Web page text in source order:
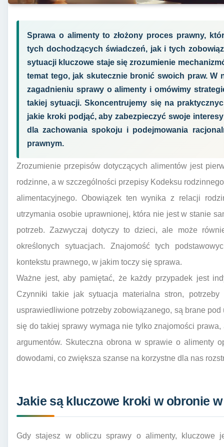
Sprawa o alimenty to złożony proces prawny,
tych dochodzących świadczeń, jak i tych
sytuacji kluczowe staje się zrozumienie
temat tego, jak skutecznie bronić swoich praw. W
zagadnieniu sprawy o alimenty i omówimy
takiej sytuacji. Skoncentrujemy się na
jakie kroki podjąć, aby zabezpieczyć swoje
dla zachowania spokoju i podejmowania
prawnym.
Zrozumienie przepisów dotyczących alimentów jest
rodzinne, a w szczególności przepisy Kodeksu
alimentacyjnego. Obowiązek ten wynika z relacji
utrzymania osobie uprawnionej, która nie jest w stanie
potrzeb. Zazwyczaj dotyczy to dzieci, ale może
określonych sytuacjach. Znajomość tych
kontekstu prawnego, w jakim toczy się sprawa.
Ważne jest, aby pamiętać, że każdy przypadek jest
Czynniki takie jak sytuacja materialna stron,
usprawiedliwione potrzeby zobowiązanego, są brane
się do takiej sprawy wymaga nie tylko znajomości
argumentów. Skuteczna obrona w sprawie o alimenty
dowodami, co zwiększa szanse na korzystne dla nas
Jakie są kluczowe kroki w obronie
Gdy stajesz w obliczu sprawy o alimenty, kluczowe